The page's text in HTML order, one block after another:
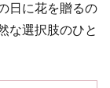
日に花を贈るの
な選択肢のひと